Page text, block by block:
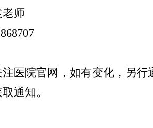
老师
医院官网 ， 如有变化 ，另
通知。